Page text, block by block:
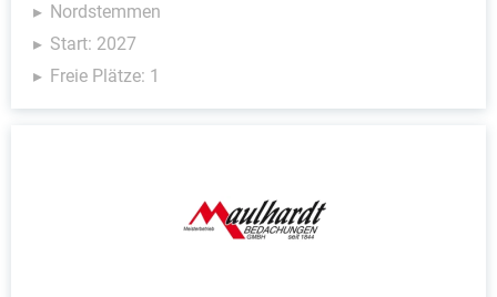
Nordstemmen
Start: 2027
Freie Plätze: 1